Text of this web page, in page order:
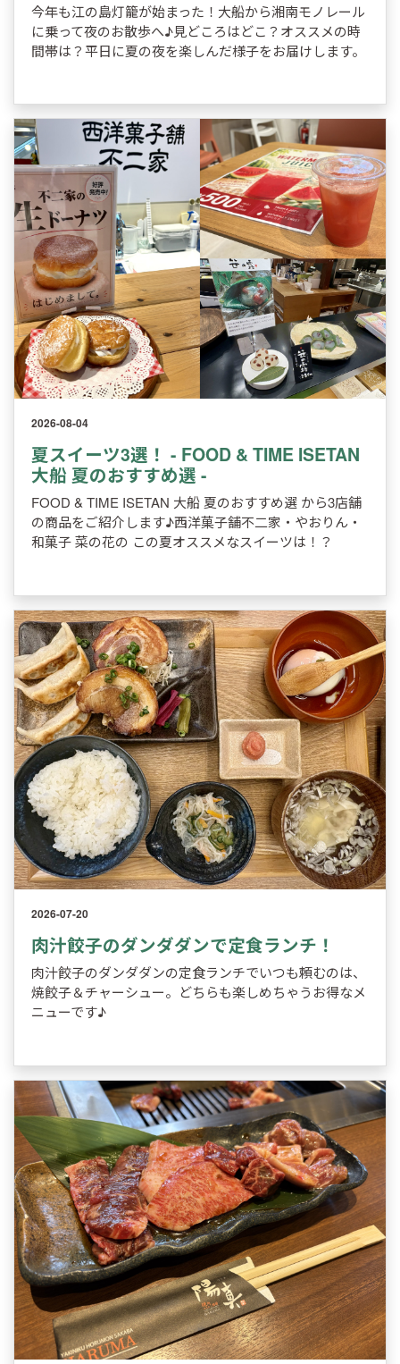
今年も江の島灯籠が始まった！大船から湘南モノレール
に乗って夜のお散歩へ♪見どころはどこ？オススメの時
間帯は？平日に夏の夜を楽しんだ様子をお届けします。
2026-08-04
夏スイーツ3選！ - FOOD & TIME ISETAN
大船 夏のおすすめ選 -
FOOD & TIME ISETAN 大船 夏のおすすめ選 から3店舗
の商品をご紹介します♪西洋菓子舗不二家・やおりん・
和菓子 菜の花の この夏オススメなスイーツは！？
2026-07-20
肉汁餃子のダンダダンで定食ランチ！
肉汁餃子のダンダダンの定食ランチでいつも頼むのは、
焼餃子＆チャーシュー。どちらも楽しめちゃうお得なメ
ニューです♪